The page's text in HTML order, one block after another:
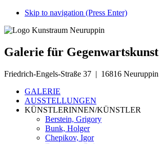
Skip to navigation (Press Enter)
Galerie für Gegenwartskunst
Friedrich-Engels-Straße 37 | 16816 Neuruppin
GALERIE
AUSSTELLUNGEN
KÜNSTLERINNEN/KÜNSTLER
Berstein, Grigory
Bunk, Holger
Chepikov, Igor